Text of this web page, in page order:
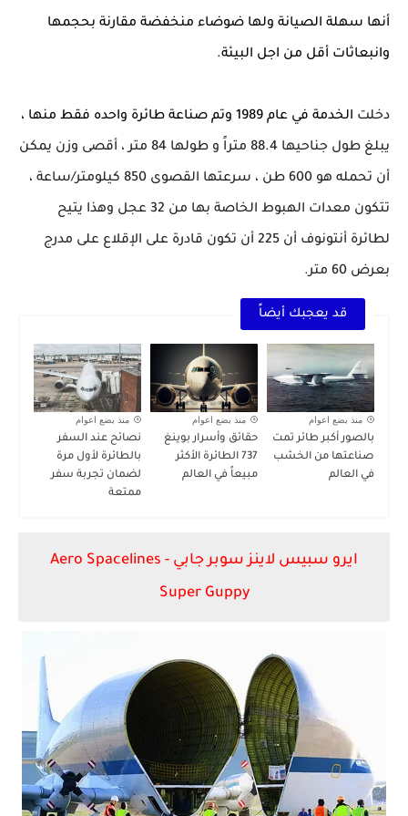
أنها سهلة الصيانة ولها ضوضاء منخفضة مقارنة بحجمها
وانبعاثات أقل من اجل البيئة.
دخلت الخدمة في عام 1989 وتم صناعة طائرة واحده فقط منها ،
يبلغ طول جناحيها 88.4 متراً و طولها أقصى وزن يمكن
أن تحمله هو 600 طن ، سرعتها القصوى 850 كيلومتر/ساعة ،
تتكون معدات الهبوط الخاصة بها من 32 عجل وهذا يتيح
لطائرة أنتونوف أن 225 أن تكون قادرة على الإقلاع على مدرج
بعرض 60 متر.
قد يعجبك أيضاً
منذ بضع اعوام
بالصور أكبر طائر تمت
صناعتها من الخشب
في العالم
منذ بضع اعوام
حقائق وأسرار بوينغ
737 الطائرة الأكثر
مبيعاً في العالم
منذ بضع اعوام
نصائح عند السفر
بالطائرة لأول مرة
لضمان تجربة سفر
ممتعة
ايرو سبيس لاينز سوبر جابي - Aero Spacelines
Super Guppy